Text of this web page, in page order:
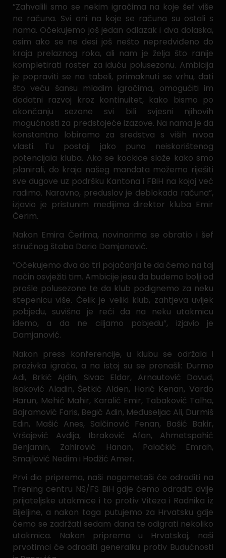
”Zahvalili smo se nekim igračima na koje šef više
ne računa. Svi oni na koje se računa su ostali s
nama. Očekujemo još jedan odlazak i dva dolaska,
osim ako se ne desi još nešto nepredviđeno do
kraja prelaznog roka, ali nam je želja što ranije
kompletirati roster za iduću polusezonu. Ambicija
je popraviti se na tabeli, primaknuti se vrhu, dati
što veću šansu mladim igračima, omogućiti im
dodatni razvoj kroz kontinuitet, kako bismo po
okončanju sezone svi bili svjesni njihovih
mogućnosti za predstojeće izazove. Na nama je da
konstantno lobiramo za sredstva s viših nivoa
vlasti. Tu postoji jako puno neiskorištenog
potencijala kluba. Ako se kockice slože kako smo
planirali, do kraja našeg mandata možemo riješiti
sve dugove uz podršku Kantona i FBiH na kojoj već
radimo. Naravno, preduslov je deblokada računa”,
izjavio je pristunim medijima direktor kluba Emir
Čerim.
Nakon Emira Čerima, novinarima se obratio i šef
stručnog štaba Dario Damjanović.
”Očekujemo dva do tri pojačanja te da ćemo na taj
način osvježiti tim. Ambicije jesu da budemo bolji od
prošle polusezone te da klub podignemo za neku
stepenicu više. Čelik je veliki klub, zahtjeva uvijek
pobjedu, suvišno je reći da na neku utakmicu
idemo, a da ne ciljamo pobjedu”, izjavio je
Damjanović.
Nakon press konferencije, u klubu se održala i
prozivka igrača, a na istoj su se pronašli: Durmo
Adi, Brkić Ajdin, Sivac Eldar, Arnautović Davud,
Isaković Aladin, Šetkić Alden, Horić Kenan, Vardo
Harun, Mehić Mahir, Karalić Emir, Tabaković Talha,
Bajramović Faris, Begić Adin, Međuseljac Ali, Durmiš
Edin, Mašić Anes, Salčinović Fenan, Bašić Bakir,
Vršajević Avdija, Ibraković Afan, Ahmetspahić
Benjamin, Zahirović Hanan, Palačkić Emrah,
Smajlović Nedim i Hodžić Amer.
Prvi dio priprema, naši nogometaši će odraditi na
Trening centru NS/FS BiH gdje ćemo odraditi dvije
prijateljske utakmice i to protiv Viteza i Radnika iz
Bijeljine, a nakon toga putujemo za Hrvatsku gdje
ćemo se zadržati sedam dana te odigrati nekoliko
utakmica. Nakon priprema u Hrvatskoj, naši
prvotimci će odraditi generalku protiv Budućnosti